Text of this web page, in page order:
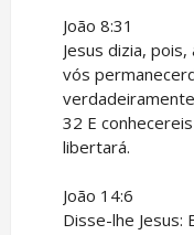
João 8:31
Jesus dizia,
vós
32 E
libertará.
João 14:6
Disse-lhe Jesus: